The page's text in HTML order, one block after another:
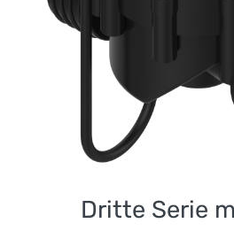
Dritte Serie
Dritte Serie